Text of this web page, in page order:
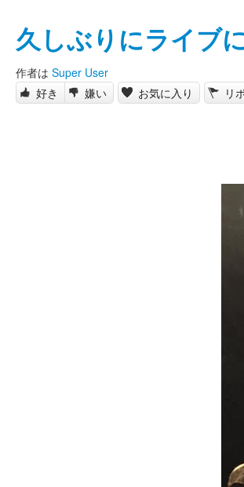
久しぶりにライブ
作者は Super User
好き
嫌い お気に入り リ